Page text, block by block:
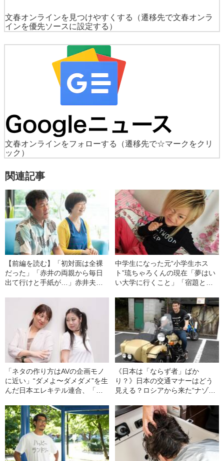
文春オンラインを見つけやすくする
（遷移先で文春オンラ
インを優先ソースに設定する）
文春オンラインをフォローする
（遷移先で☆マークをクリ
ック）
関連記事
【前編を読む】「初対面は全裸
だった」「赤井の両親から毎日
出て行けと手紙が…」赤井夫婦
中学生になった元“小学生ホス
ト”琉ちゃろくんの現在「夢はい
い大学に行くこと」「宿題とは
半期BEST5
「ネタの作り方はAVの企画モノ
に近い」“ダメよ〜ダメダメ”を生
んだ日本エレキテル連合、「狂
《日本は「ならず者」ばか
り？》日本の交通マナーはどう
見える？ロシアから来た“ナゾの
た。